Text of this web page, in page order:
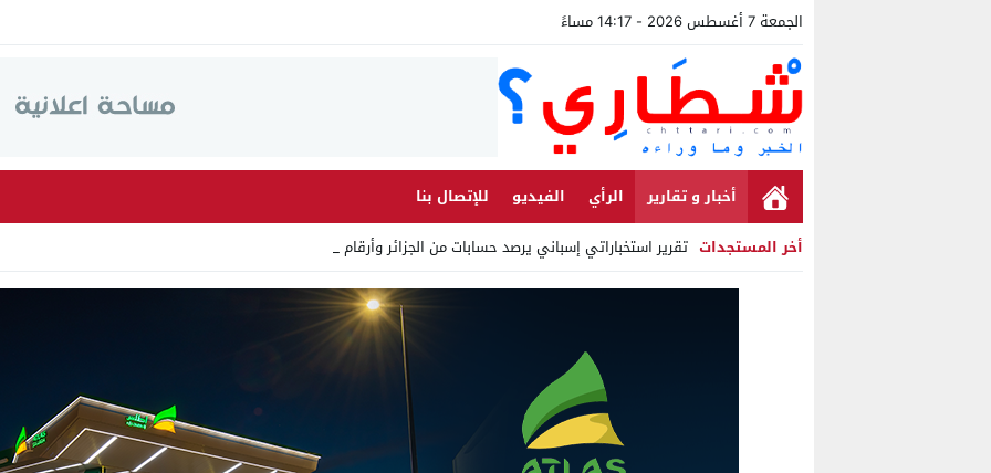
الجمعة 7 أغسطس 2026 - 14:17 مساءً
أخبار و تقارير الرأي الفيديو
للإتصال بنا
أخر المستجدات تقرير استخباراتي إسباني يرصد حسابات من الجزائر وأرقاما بـ”213+” _
Stop